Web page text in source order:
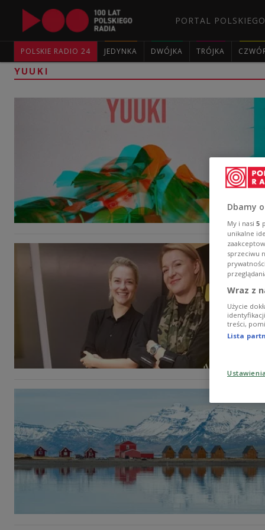
PORTAL
POLSKIE RADIO 24 JEDYNKA DWÓJKA TRÓJKA
YUUKI
Dbamy
My i nasi 5
unikalne
sprzeciwu
Wraz z
Użycie
treści,
Lista